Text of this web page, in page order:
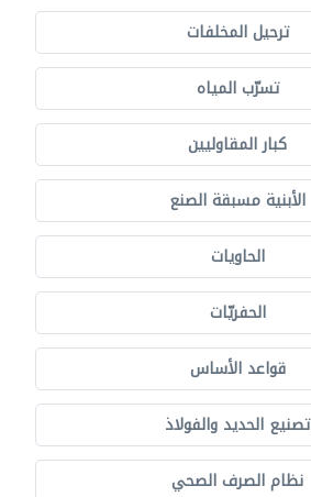
ترحيل المخلفات
تسرّب المياه
كبار المقاوليين
الأبنية مسبقة الصنع
الحاويات
الحفريّات
قواعد الأساس
تصنيع الحديد والفولاذ
نظام الصرف الصحي